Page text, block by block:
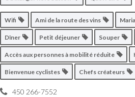
Wifi Ami de la route des vins
Dîner Petit déjeuner Souper
Accès aux personnes à mobilité réduite
Bienvenue cyclistes Chefs créateurs
450 266-7552